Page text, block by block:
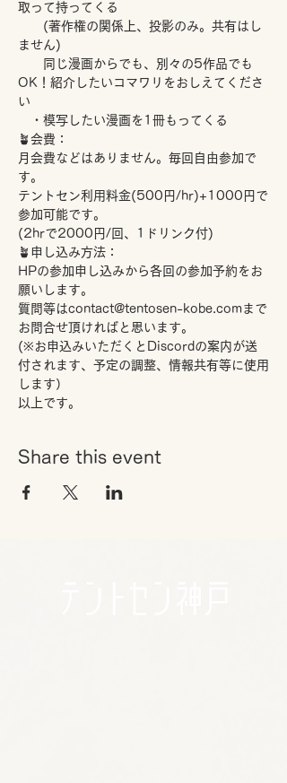
取って持ってくる
(著作権の関係上、投影のみ。共有はし
ません)
同じ漫画からでも、別々の5作品でも
OK！紹介したいコマワリをおしえてくださ
い
・模写したい漫画を1冊もってくる
🪴会費：
月会費などはありません。毎回自由参加で
す。
テントセン利用料金(500円/hr)+1000円で
参加可能です。
(2hrで2000円/回、1ドリンク付)
🪴申し込み方法：
HPの参加申し込みから各回の参加予約をお
願いします。
質問等はcontact@tentosen-kobe.comまで
お問合せ頂ければと思います。
(※お申込みいただくとDiscordの案内が送
付されます、予定の調整、情報共有等に使用
します）
以上です。
Share this event